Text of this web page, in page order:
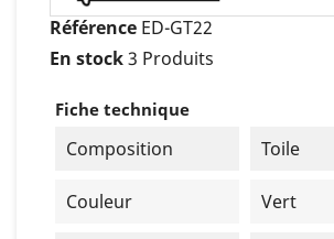
Référence ED-GT22
En stock3 Produits
Fiche technique
Composition Toile
Couleur Vert